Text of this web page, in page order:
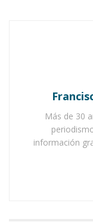
Ahuacatlán
Buena tarde
Más de 30
información